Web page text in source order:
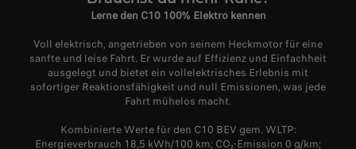
Lerne den C10 100% Elektro kennen
Voll elektrisch, angetrieben von seinem Heckmotor für eine
sanfte und leise Fahrt. Er wurde auf Effizienz und Einfachheit
ausgelegt und bietet ein vollelektrisches Erlebnis mit
sofortiger Reaktionsfähigkeit und null Emissionen, was jede
Fahrt mühelos macht.
Kombinierte Werte für den C10 BEV gem. WLTP:
Energieverbrauch 18,5 kWh/100 km; CO₂-Emission 0 g/km;